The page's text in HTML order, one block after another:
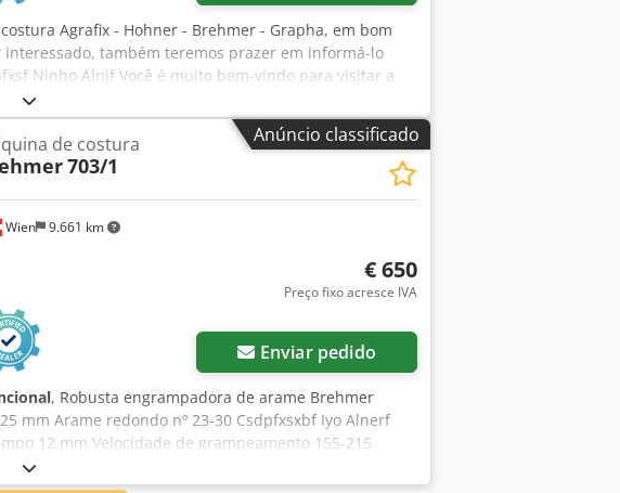
Agrafix - Hohner - Brehmer - Grapha, em bom
também teremos prazer em informá-lo
Ninho Alnjf Você é muito bem-vindo para visitar a
Anúncio classificado
Wien 9.661 km
de costura
703/1
€ 650
Preço fixo acresce IVA
Enviar pedido
, Robusta engrampadora de arame Brehmer
mm Arame redondo nº 23-30 Csdpfxsxbf Iyo Alnerf
12 mm Velocidade de grampeamento 155-215
kg